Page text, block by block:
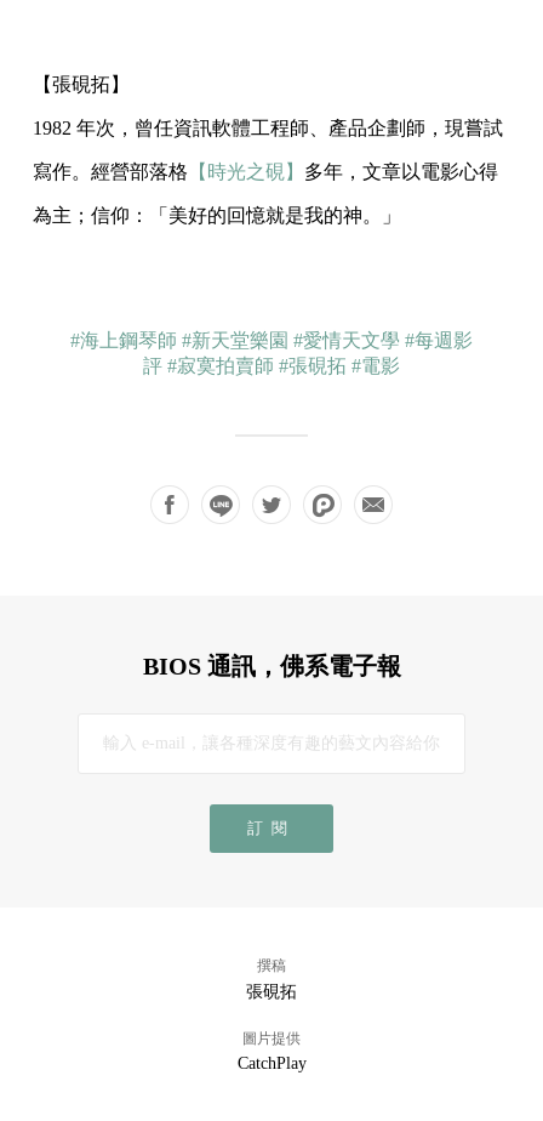
【張硯拓】
1982 年次，曾任資訊軟體工程師、產品企劃師，現嘗試
寫作。經營部落格 【時光之硯】 多年，文章以電影心得
為主；信仰：「美好的回憶就是我的神。」
#海上鋼琴師 #新天堂樂園 #愛情天文學 #每週影
評 #寂寞拍賣師 #張硯拓 #電影
BIOS 通訊，佛系電子報
訂閱
撰稿
張硯拓
圖片提供
CatchPlay